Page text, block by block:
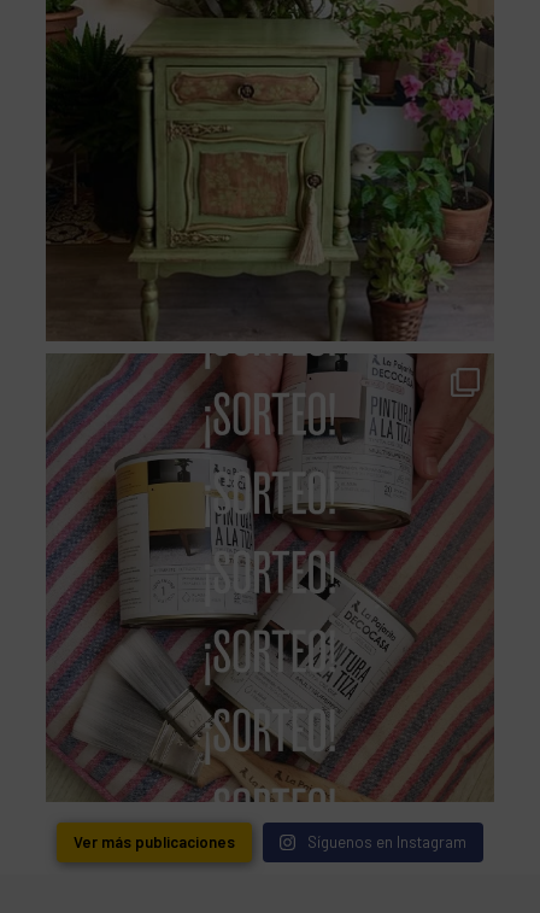
Ver más publicaciones Síguenos en Instagram